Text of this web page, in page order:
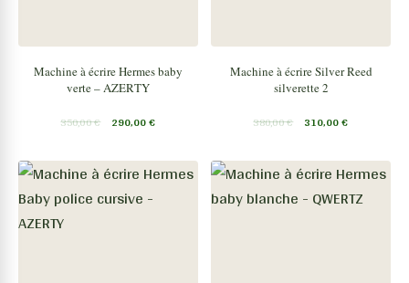
Machine à écrire Hermes baby
verte – AZERTY
350,00€ 290,00€
Machine à écrire Silver Reed
silverette 2
380,00€ 310,00€